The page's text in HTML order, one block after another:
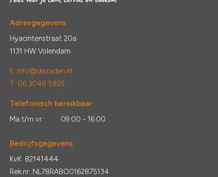
Adresgegevens
Hyacintenstraat 20a
1131 HW Volendam
E: info@dezaden.nl
T: 06 3048 5829
Telefonisch bereikbaar:
Ma t/m vr: 09:00 - 16:00
Bedrijfsgegevens
KvK: 82141444
Rek.nr: NL78RABO0162875134